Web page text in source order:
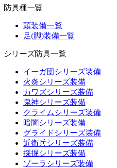
防具種一覧
頭装備一覧
足(脚)装備一覧
シリーズ防具一覧
イーガ団シリーズ装備
火炎シリーズ装備
カワズシリーズ装備
鬼神シリーズ装備
クライムシリーズ装備
暗闇シリーズ装備
グライドシリーズ装備
近衛兵シリーズ装備
採掘シリーズ装備
ゾーラシリーズ装備